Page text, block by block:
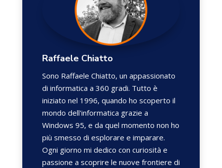
Raffaele Chiatto
Sono Raffaele Chiatto, un appassionato
di informatica a 360 gradi. Tutto è
iniziato nel 1996, quando ho scoperto il
mondo dell'informatica grazie a
Windows 95, e da quel momento non ho
più smesso di esplorare e imparare.
Ogni giorno mi dedico con curiosità e
passione a scoprire le nuove frontiere di